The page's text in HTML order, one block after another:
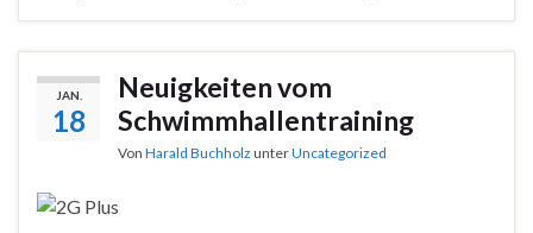
JAN.
18
Neuigkeiten vom
Schwimmhallentraining
Von Harald Buchholz unterUncategorized